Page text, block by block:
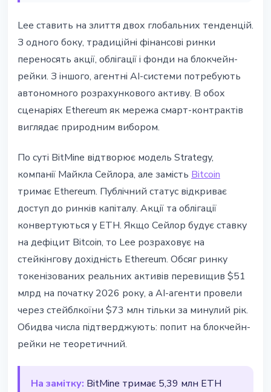
Lee ставить на злиття двох глобальних тенденцій.
З одного боку, традиційні фінансові ринки
переносять акції, облігації і фонди на блокчейн-
рейки. З іншого, агентні AI-системи потребують
автономного розрахункового активу. В обох
сценаріях Ethereum як мережа смарт-контрактів
виглядає природним вибором.
По суті BitMine відтворює модель Strategy,
компанії Майкла Сейлора, але замість Bitcoin
тримає Ethereum. Публічний статус відкриває
доступ до ринків капіталу. Акції та облігації
конвертуються у ETH. Якщо Сейлор будує ставку
на дефіцит Bitcoin, то Lee розраховує на
стейкінгову дохідність Ethereum. Обсяг ринку
токенізованих реальних активів перевищив $51
млрд на початку 2026 року, а AI-агенти провели
через стейблкоїни $73 млн тільки за минулий рік.
Обидва числа підтверджують: попит на блокчейн-
рейки не теоретичний.
На замітку: BitMine тримає 5,39 млн ETH